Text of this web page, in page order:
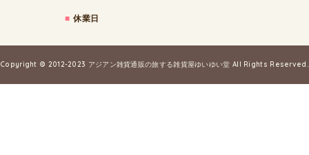
■ 休業日
Copyright © 2012-2023 アジアン雑貨通販の旅する雑貨屋ゆいゆい堂 All Rights Reserved.